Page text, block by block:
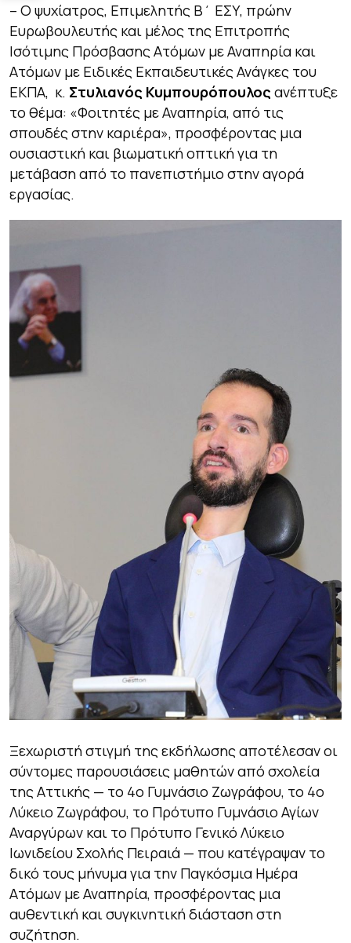
– Ο ψυχίατρος, Επιμελητής Β΄ ΕΣΥ, πρώην
Ευρωβουλευτής και μέλος της Επιτροπής
Ισότιμης Πρόσβασης Ατόμων με Αναπηρία και
Ατόμων με Ειδικές Εκπαιδευτικές Ανάγκες του
ΕΚΠΑ, κ. Στυλιανός Κυμπουρόπουλος ανέπτυξε
το θέμα: «Φοιτητές με Αναπηρία, από τις
σπουδές στην καριέρα», προσφέροντας μια
ουσιαστική και βιωματική οπτική για τη
μετάβαση από το πανεπιστήμιο στην αγορά
εργασίας.
Ξεχωριστή στιγμή της εκδήλωσης αποτέλεσαν οι
σύντομες παρουσιάσεις μαθητών από σχολεία
της Αττικής — το 4ο Γυμνάσιο Ζωγράφου, το 4ο
Λύκειο Ζωγράφου, το Πρότυπο Γυμνάσιο Αγίων
Αναργύρων και το Πρότυπο Γενικό Λύκειο
Ιωνιδείου Σχολής Πειραιά — που κατέγραψαν το
δικό τους μήνυμα για την Παγκόσμια Ημέρα
Ατόμων με Αναπηρία, προσφέροντας μια
αυθεντική και συγκινητική διάσταση στη
συζήτηση.